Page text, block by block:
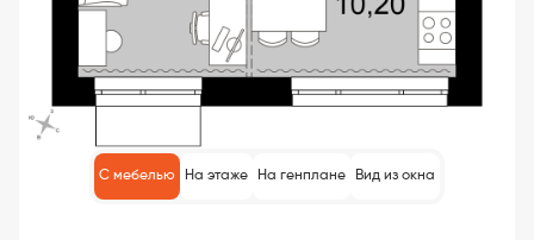
С мебелью На этаже На генплане Вид из окна